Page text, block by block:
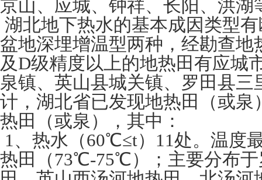
京山、应城、钟祥、长阳、洪
湖北地下热水的基本成因类型
盆地深埋增温型两种，经勘查地
及D级精度以上的地热田有应城
泉镇、英山县城关镇、罗田县三
计，湖北省已发现地热田（或泉
热田（或泉），其中：
1、热水（60℃≤t）11处。温度
热田（73℃-75℃）；主要分布于